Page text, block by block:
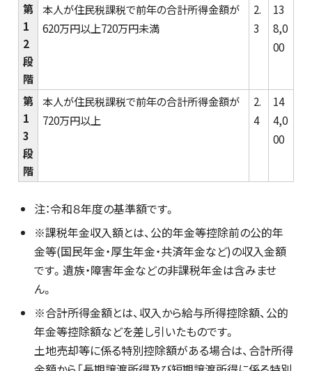
第
1
2
段
階
本人が住民税課税で前年の合計所得金額が
620万円以上720万円未満
2.
3
13
8,0
00
第
1
3
段
階
本人が住民税課税で前年の合計所得金額が
720万円以上
2.
4
14
4,0
00
注：令和８年度の基準額です。
※課税年金収入額とは、公的年金等控除前の公的年
金等(国民年金・厚生年金・共済年金など)の収入金額
です。遺族・障害年金などの非課税年金は含みませ
ん。
※合計所得金額とは、収入から給与所得控除額、公的
年金等控除額などを差し引いたものです。
土地売却等に係る特別控除額がある場合は、合計所得